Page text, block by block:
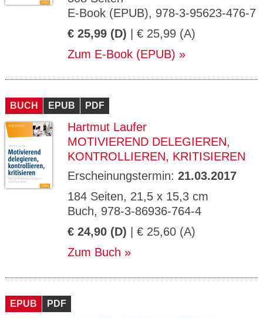
E-Book (EPUB), 978-3-95623-476-7
€ 25,99 (D) | € 25,99 (A)
Zum E-Book (EPUB)
BUCH EPUB PDF
Hartmut Laufer
MOTIVIEREND DELEGIEREN,
KONTROLLIEREN, KRITISIEREN
Erscheinungstermin: 21.03.2017
184 Seiten, 21,5 x 15,3 cm
Buch, 978-3-86936-764-4
€ 24,90 (D) | € 25,60 (A)
Zum Buch
EPUB PDF